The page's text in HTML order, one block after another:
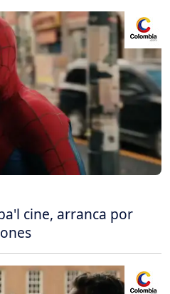
cine, arranca por